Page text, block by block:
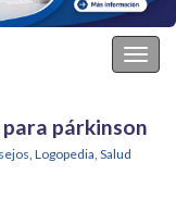
párkinson
, Logopedia, Salud